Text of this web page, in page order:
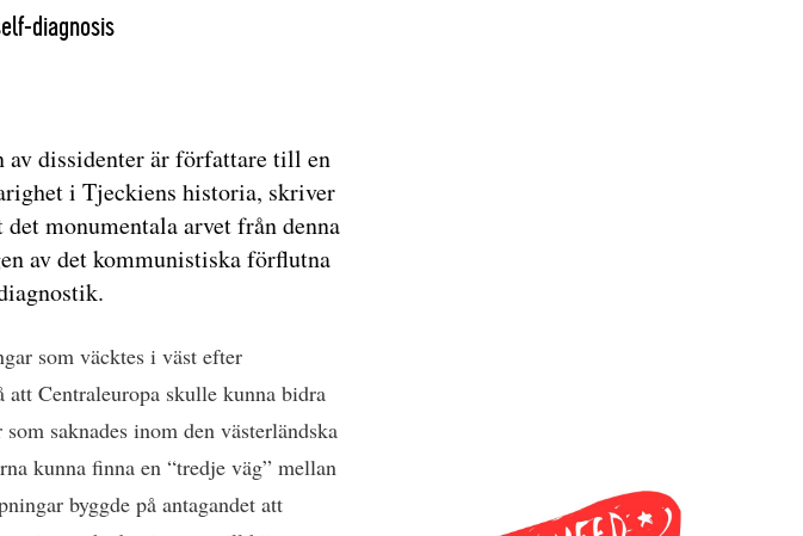
diagnosis
av dissidenter är författare till en
i Tjeckiens historia, skriver
monumentala arvet från denna
av det kommunistiska förflutna
som väcktes i väst efter
att Centraleuropa skulle kunna bidra
saknades inom den västerländska
kunna finna en “tredje väg” mellan
byggde på antagandet att